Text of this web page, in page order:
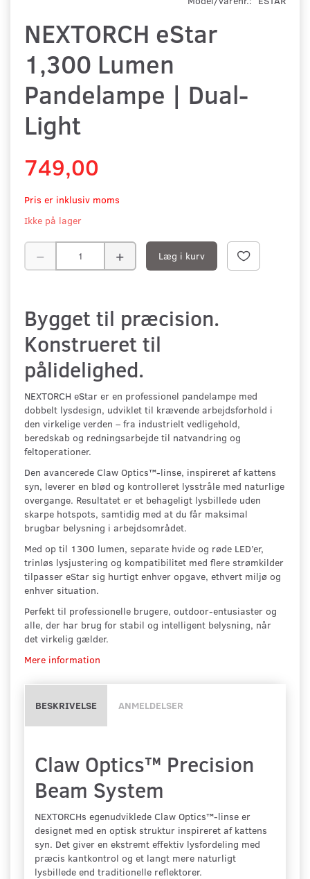
NEXTORCH eStar
1,300 Lumen
Pandelampe | Dual-
Light
749,00
Pris er inklusiv moms
Ikke på lager
Læg i kurv
Bygget til præcision.
Konstrueret til
pålidelighed.
NEXTORCH eStar er en professionel pandelampe med
dobbelt lysdesign, udviklet til krævende arbejdsforhold i
den virkelige verden – fra industrielt vedligehold,
beredskab og redningsarbejde til natvandring og
feltoperationer.
Den avancerede Claw Optics™-linse, inspireret af kattens
syn, leverer en blød og kontrolleret lysstråle med naturlige
overgange. Resultatet er et behageligt lysbillede uden
skarpe hotspots, samtidig med at du får maksimal
brugbar belysning i arbejdsområdet.
Med op til 1300 lumen, separate hvide og røde LED’er,
trinløs lysjustering og kompatibilitet med flere strømkilder
tilpasser eStar sig hurtigt enhver opgave, ethvert miljø og
enhver situation.
Perfekt til professionelle brugere, outdoor-entusiaster og
alle, der har brug for stabil og intelligent belysning, når
det virkelig gælder.
Mere information
BESKRIVELSE ANMELDELSER
Claw Optics™ Precision
Beam System
NEXTORCHs egenudviklede Claw Optics™-linse er
designet med en optisk struktur inspireret af kattens
syn. Det giver en ekstremt effektiv lysfordeling med
præcis kantkontrol og et langt mere naturligt
lysbillede end traditionelle reflektorer.